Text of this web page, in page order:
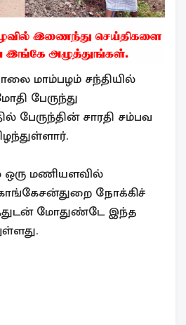
மாம்பழம் சந்தியில்
பேருந்து
பேருந்தின் சாரதி சம்பவ
மணியளவில்
காங்கேசன்துறை நோக்கிச்
மோதுண்டே இந்த